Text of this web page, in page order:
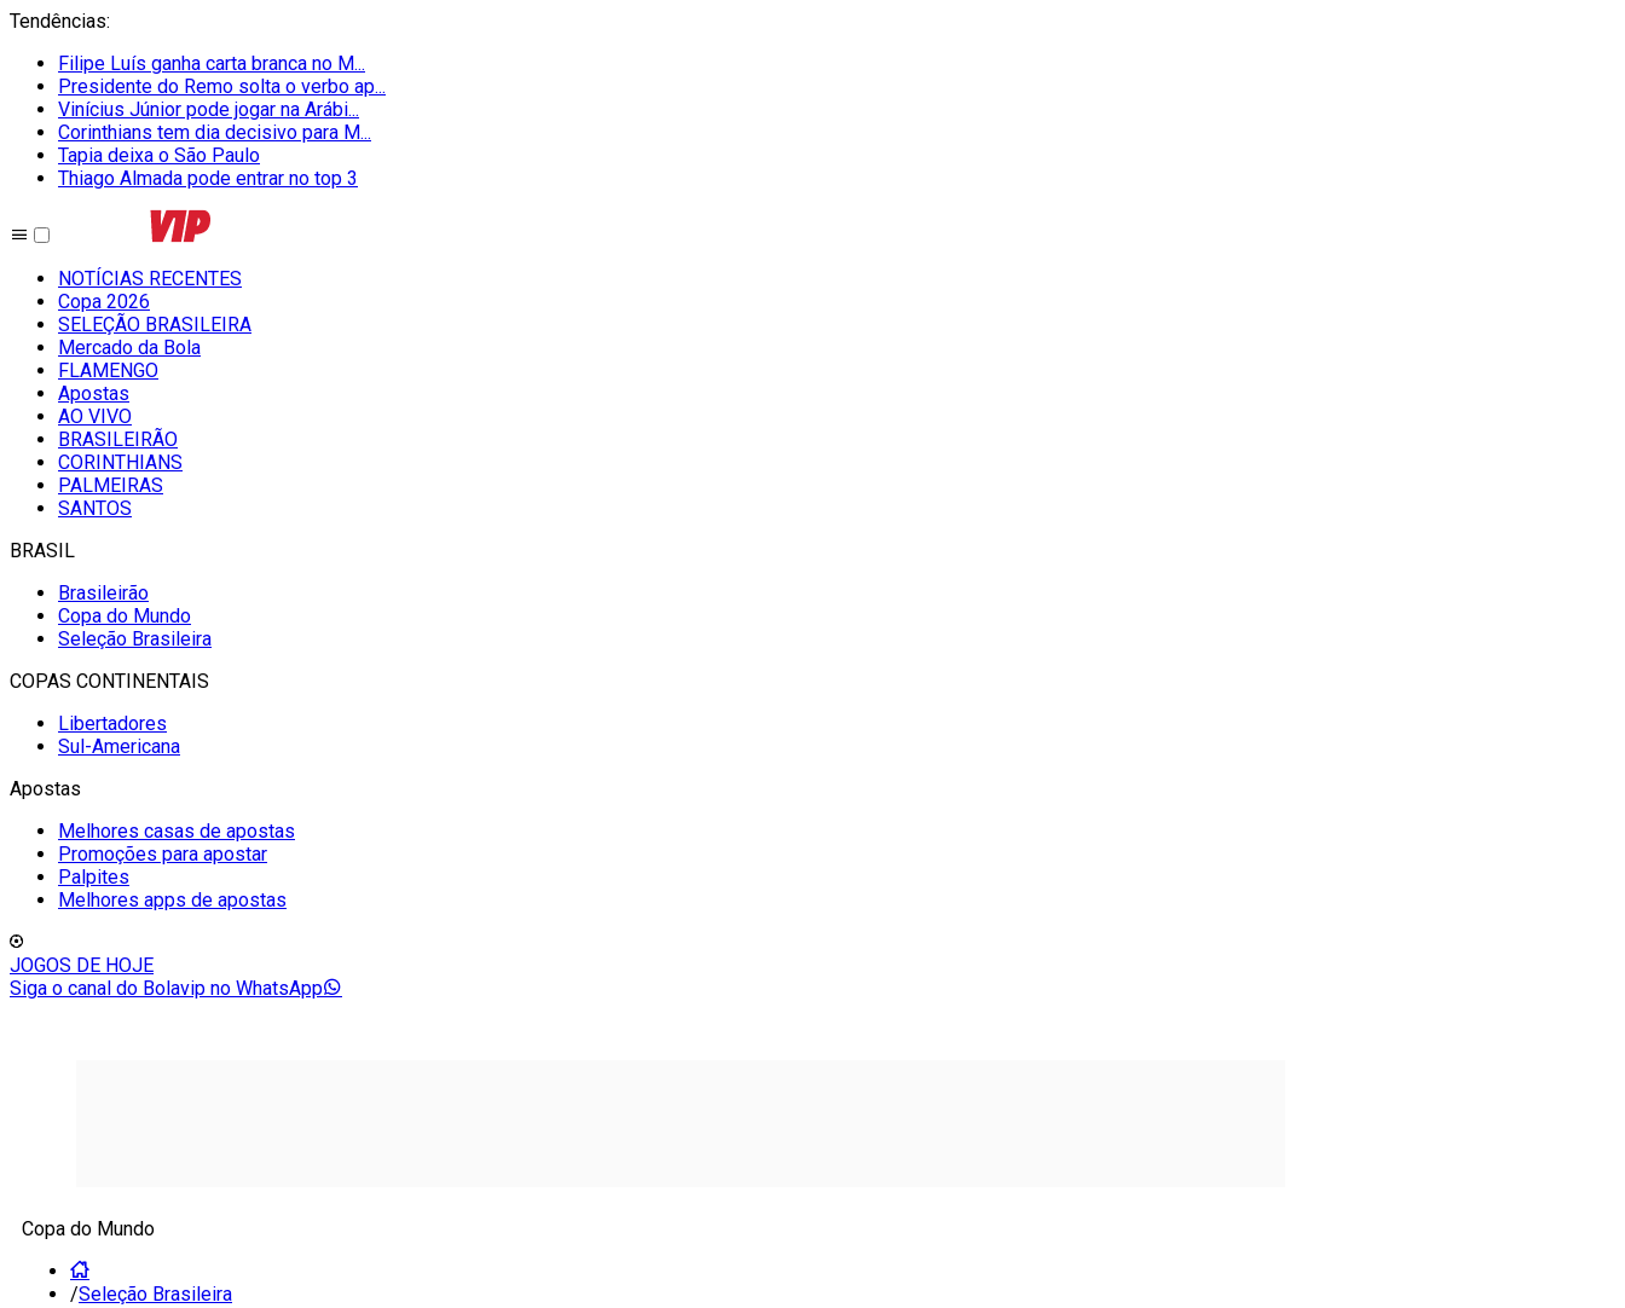
Tendências:
Filipe Luís ganha carta branca no M...
Presidente do Remo solta o verbo ap...
Vinícius Júnior pode jogar na Arábi...
Corinthians tem dia decisivo para M...
Tapia deixa o São Paulo
Thiago Almada pode entrar no top 3
NOTÍCIAS RECENTES
Copa 2026
SELEÇÃO BRASILEIRA
Mercado da Bola
FLAMENGO
Apostas
AO VIVO
BRASILEIRÃO
CORINTHIANS
PALMEIRAS
SANTOS
BRASIL
Brasileirão
Copa do Mundo
Seleção Brasileira
COPAS CONTINENTAIS
Libertadores
Sul-Americana
Apostas
Melhores casas de apostas
Promoções para apostar
Palpites
Melhores apps de apostas
JOGOS DE HOJE
Siga o canal do Bolavip no WhatsApp
Copa do Mundo
/Seleção Brasileira